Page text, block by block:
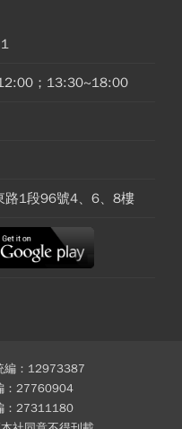
；13:30~18:00
路1段96號4、6、8樓
編：12973387
：27760904
：27311180